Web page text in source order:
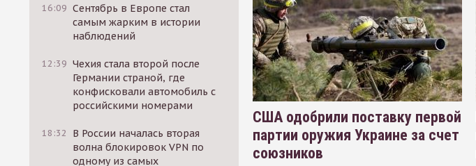
16:09 Сентябрь в Европе стал
самым жарким в истории
наблюдений
12:39 Чехия стала второй после
Германии страной, где
конфисковали автомобиль с
российскими номерами
18:32
В России началась вторая
волна блокировок VPN по
одному из самых
США одобрили поставку первой
партии оружия Украине за счет
союзников